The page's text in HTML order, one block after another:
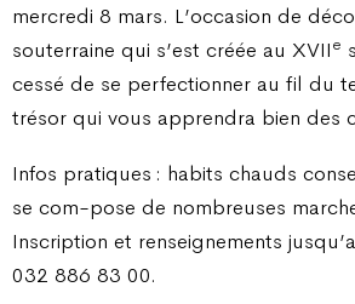
mercredi 8 mars. L’occasion de
souterraine qui s’est créée au XVIIe
cessé de se perfectionner au fil du
trésor qui vous apprendra bien des
Infos pratiques : habits chauds
se com-pose de nombreuses
Inscription et renseignements
032 886 83 00.